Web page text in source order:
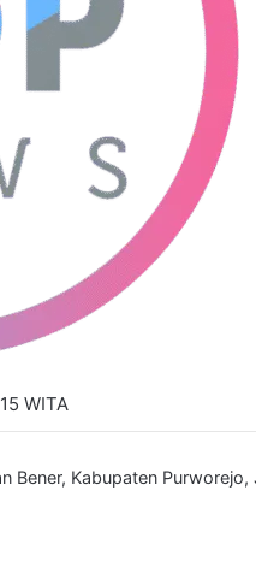
WITA
Bener, Kabupaten